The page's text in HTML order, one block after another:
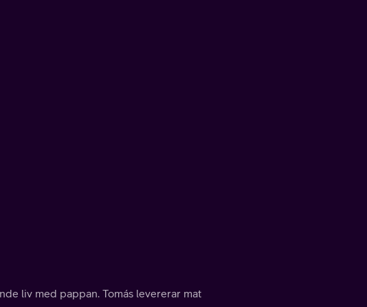
liv med pappan. Tomás levererar mat